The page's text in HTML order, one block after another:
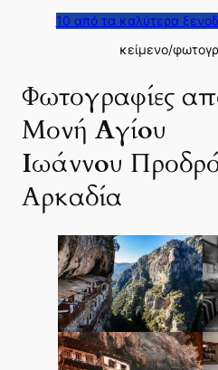
10 από τα καλύτερα
κείμενο/
Φωτογραφίες
Μονή Αγίου
Ιωάννου
Αρκαδία